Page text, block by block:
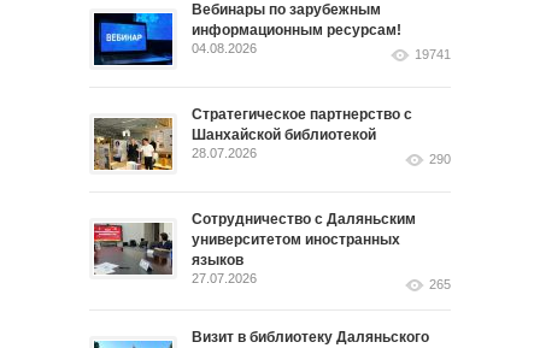
Вебинары по зарубежным
информационным ресурсам!
04.08.2026 19741
Стратегическое партнерство с
Шанхайской библиотекой
28.07.2026 290
Сотрудничество с Даляньским
университетом иностранных
языков
27.07.2026 265
Визит в библиотеку Даляньского